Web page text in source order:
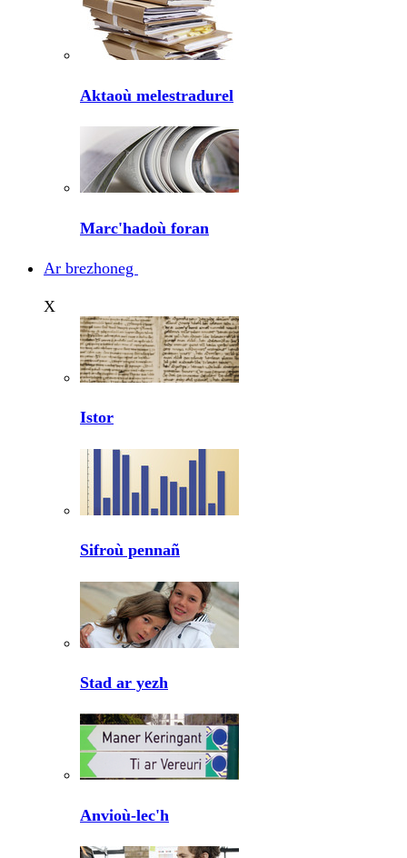
Aktaoù melestradurel
Marc'hadoù foran
Ar brezhoneg
X
Istor
Sifroù pennañ
Stad ar yezh
Anvioù-lec'h